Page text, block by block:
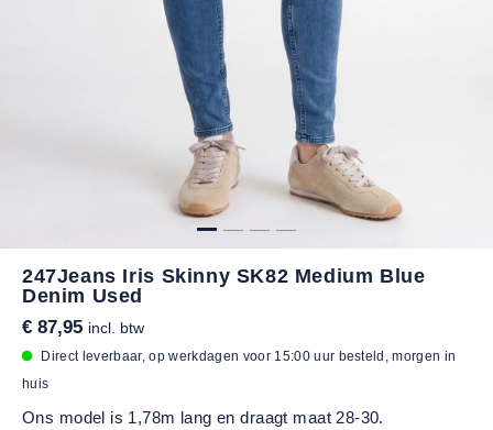
247Jeans Iris Skinny SK82 Medium Blue
Denim Used
€ 87,95 incl. btw
Direct leverbaar, op werkdagen voor 15:00 uur besteld, morgen in
huis
Ons model is 1,78m lang en draagt maat 28-30.